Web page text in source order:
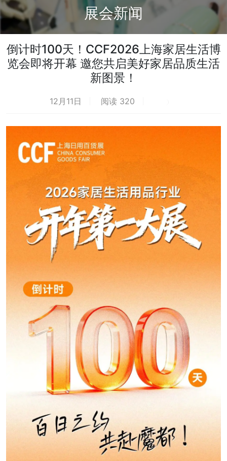
展会新闻
倒计时100天！CCF2026上海家居生活博
览会即将开幕 邀您共启美好家居品质生活
新图景！
12月11日 阅读 320